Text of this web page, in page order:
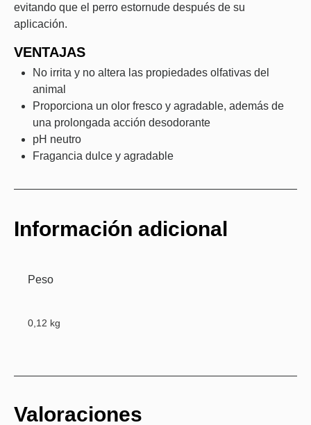
evitando que el perro estornude después de su
aplicación.
VENTAJAS
No irrita y no altera las propiedades olfativas del
animal
Proporciona un olor fresco y agradable, además de
una prolongada acción desodorante
pH neutro
Fragancia dulce y agradable
Información adicional
Peso
0,12 kg
Valoraciones